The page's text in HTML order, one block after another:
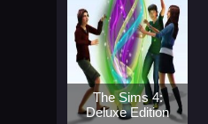
The Sims 4:
Deluxe Edition